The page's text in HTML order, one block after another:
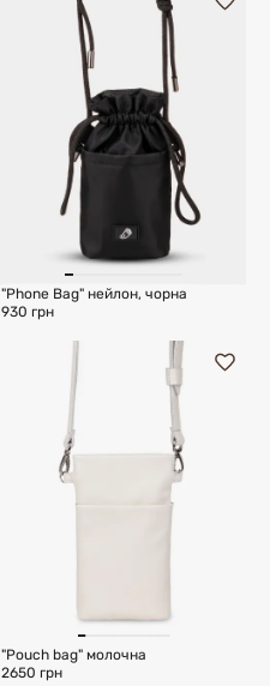
"Phone Bag" нейлон, чорна
930 грн
"Pouch bag" молочна
2650 грн